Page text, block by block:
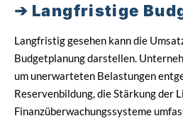
Langfristige
Langfristig gesehen kann die
Budgetplanung darstellen.
um unerwarteten Belastungen
Reservenbildung, die Stärkung der
Finanzüberwachungssysteme